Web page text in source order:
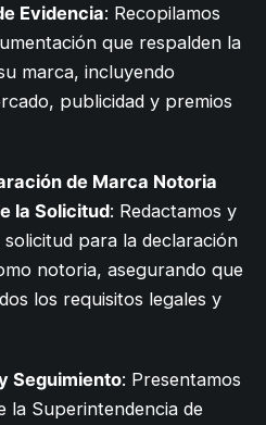
Evidencia: Recopilamos
que respalden la
marca, incluyendo
publicidad y premios
de Marca Notoria
la Solicitud: Redactamos y
para la declaración
notoria, asegurando que
los requisitos legales y
Seguimiento: Presentamos
la Superintendencia de